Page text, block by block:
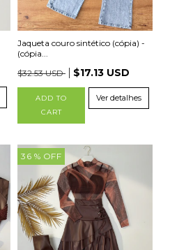
Jaqueta couro sintético (cópia) -
(cópia...
$32.53 USD
$17.13 USD
ADD TO
CART
Ver detalhes
36 % OFF